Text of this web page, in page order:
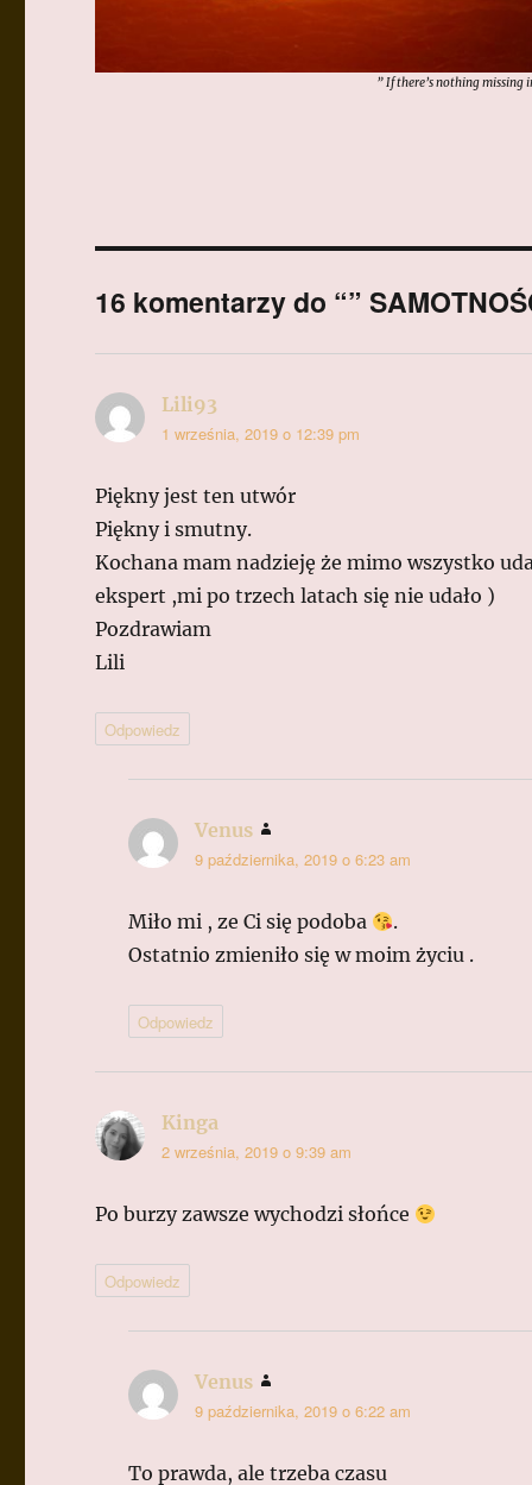
” If there’s nothing missing
16 komentarzy do “”
Lili93
1 września, 2019 o 12:39 pm
Piękny jest ten utwór
Piękny i smutny.
Kochana mam nadzieję że mimo wszystko
ekspert ,mi po trzech latach się nie udało )
Pozdrawiam
Lili
Odpowiedz
Venus
9 października, 2019 o 6:23 am
Miło mi , ze Ci się podoba
.
Ostatnio zmieniło się w moim życiu .
Odpowiedz
Kinga
2 września, 2019 o 9:39 am
Po burzy zawsze wychodzi słońce
Odpowiedz
Venus
9 października, 2019 o 6:22 am
To prawda, ale trzeba czasu